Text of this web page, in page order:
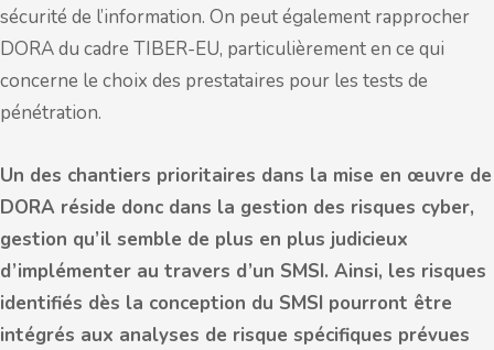
sécurité de l’information. On peut également rapprocher
DORA du cadre TIBER-EU, particulièrement en ce qui
concerne le choix des prestataires pour les tests de
pénétration.
Un des chantiers prioritaires dans la mise en œuvre de
DORA réside donc dans la gestion des risques cyber,
gestion qu’il semble de plus en plus judicieux
d’implémenter au travers d’un SMSI. Ainsi, les risques
identifiés dès la conception du SMSI pourront être
intégrés aux analyses de risque spécifiques prévues